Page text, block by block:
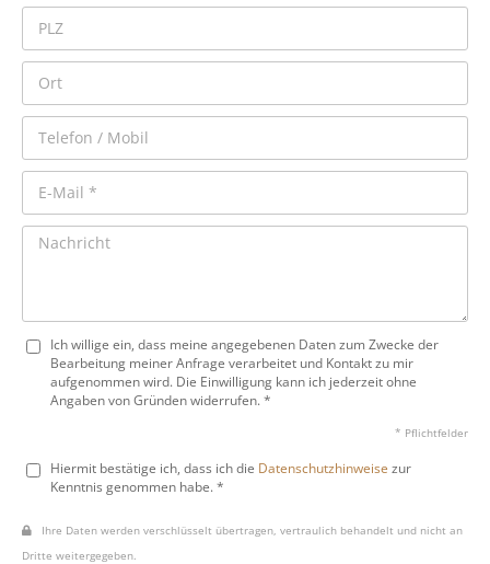
Ich willige ein, dass meine angegebenen Daten zum Zwecke der
Bearbeitung meiner Anfrage verarbeitet und Kontakt zu mir
aufgenommen wird. Die Einwilligung kann ich jederzeit ohne
Angaben von Gründen widerrufen. *
* Pflichtfelder
Hiermit bestätige ich, dass ich die Datenschutzhinweise zur
Kenntnis genommen habe. *
Ihre Daten werden verschlüsselt übertragen, vertraulich behandelt und nicht an
Dritte weitergegeben.